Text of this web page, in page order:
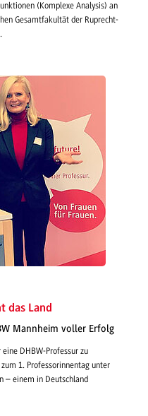
(Komplexe Analysis) an
Gesamtfakultät der Ruprecht-
das Land
Mannheim voller Erfolg
DHBW-Professur zu
1. Professorinnentag unter
– einem in Deutschland